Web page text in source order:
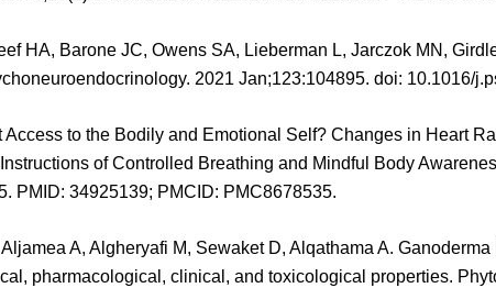
HA, Barone JC, Owens SA, Lieberman L, Jarczok MN,
2021 Jan;123:104895. doi: 10.1016/
Access to the Bodily and Emotional Self? Changes in Heart
of Controlled Breathing and Mindful Body
PMID: 34925139; PMCID: PMC8678535.
A, Algheryafi M, Sewaket D, Alqathama A.
pharmacological, clinical, and toxicological properties.